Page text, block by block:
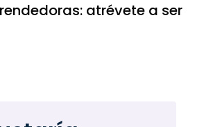
atrévete a ser